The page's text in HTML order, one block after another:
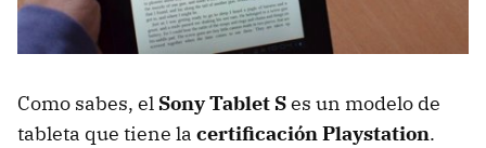
Como sabes, el Sony Tablet Ses un modelo de
tableta que tiene la certificación Playstation.